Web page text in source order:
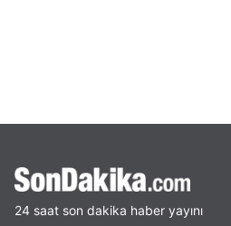
24 saat son dakika haber yayını